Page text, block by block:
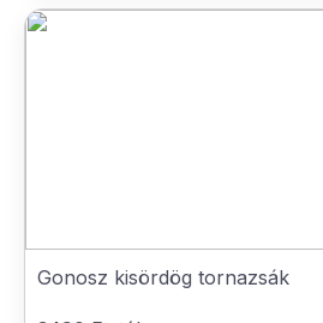
Gonosz kisördög tornazsák